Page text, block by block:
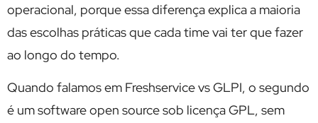
operacional, porque essa diferença explica a maioria
das escolhas práticas que cada time vai ter que fazer
ao longo do tempo.
Quando falamos em Freshservice vs GLPI, o segundo
é um software open source sob licença GPL, sem